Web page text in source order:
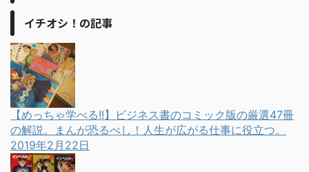
イチオシ！の記事
【めっちゃ学べる!!】ビジネス書のコミック版の厳選47冊
の解説。まんが恐るべし！人生が広がる仕事に役立つ。
2019年2月22日